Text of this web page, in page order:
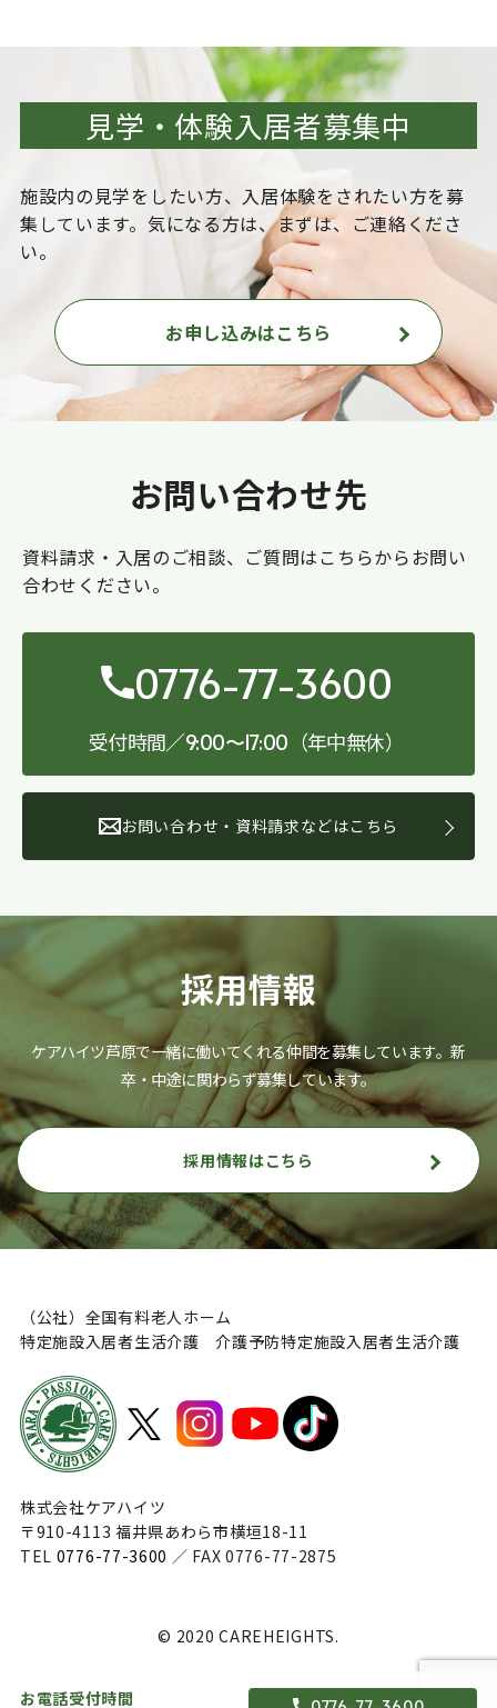
見学・体験入居者募集中
施設内の見学をしたい方、入居体験をされたい方を募
集しています。気になる方は、まずは、ご連絡くださ
い。
お申し込みはこちら
お問い合わせ先
資料請求・入居のご相談、ご質問はこちらからお問い
合わせください。
0776-77-3600
受付時間／9:00〜17:00 （年中無休）
お問い合わせ・資料請求などはこちら
採用情報
ケアハイツ芦原で一緒に働いてくれる仲間を募集しています。新
卒・中途に関わらず募集しています。
採用情報はこちら
（公社）全国有料老人ホーム
特定施設入居者生活介護 介護予防特定施設入居者生活介護
株式会社ケアハイツ
〒910-4113 福井県あわら市横垣18-11
TEL 0776-77-3600 ／ FAX 0776-77-2875
© 2020 CAREHEIGHTS.
お電話受付時間